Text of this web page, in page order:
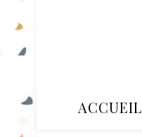
ACCUEIL